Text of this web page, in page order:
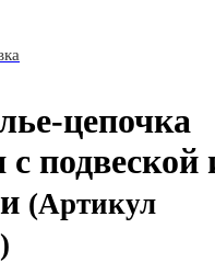
цепочка
с подвеской
(Артикул